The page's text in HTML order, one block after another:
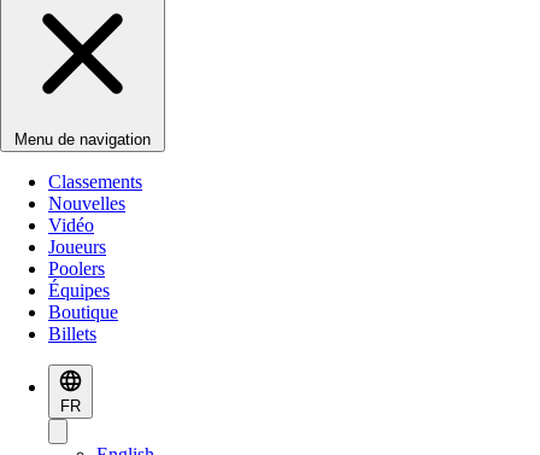
Menu de navigation
Classements
Nouvelles
Vidéo
Joueurs
Poolers
Équipes
Boutique
Billets
FR